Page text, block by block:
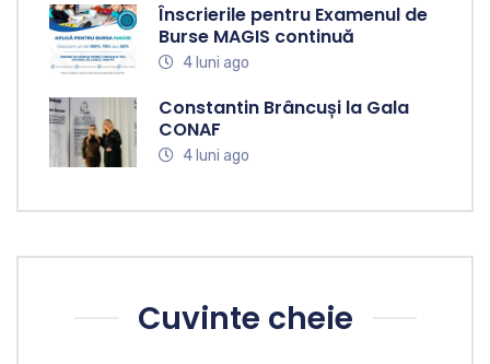
Înscrierile pentru Examenul de
Burse MAGIS continuă
4 luni ago
Constantin Brâncuși la Gala
CONAF
4 luni ago
Cuvinte cheie